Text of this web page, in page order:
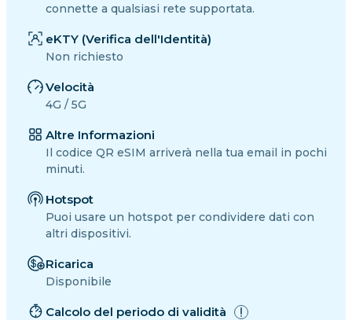
connette a qualsiasi rete supportata.
eKTY (Verifica dell'Identità)
Non richiesto
Velocità
4G / 5G
Altre Informazioni
Il codice QR eSIM arriverà nella tua email in pochi
minuti.
Hotspot
Puoi usare un hotspot per condividere dati con
altri dispositivi.
Ricarica
Disponibile
Calcolo del periodo di validità